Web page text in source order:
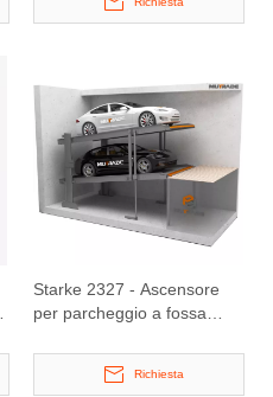
Starke 2327 - Ascensore
per parcheggio a fossa
Richiesta